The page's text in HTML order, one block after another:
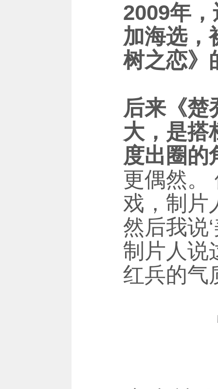
2009年
加海选，
树之恋》
后来《楚
大，是搭
度出圈的
更偶然。
戏，制片
然后我说
制片人说
红兵的气